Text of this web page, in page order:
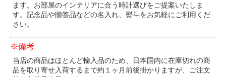
ます。お部屋のインテリアに合う時計選びをご提案いたしま
す。記念品や贈答品などの名入れ、熨斗をお気軽にご利用くだ
さい。
※備考
当店の商品はほとんど輸入品のため、日本国内に在庫切れの商
品を取り寄せ入荷するまで約１ヶ月前後掛かりますが、ご注文